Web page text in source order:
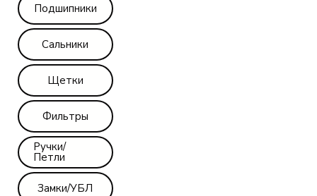
Подшипники
Сальники
Щетки
Фильтры
Ручки/
Петли
Замки/УБЛ